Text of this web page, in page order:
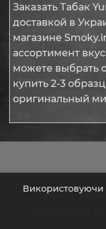
Заказать Табак
доставкой в
магазине
ассортимент
можете выбрать
купить 2-3
оригинальный
О Нас
Використовуючи